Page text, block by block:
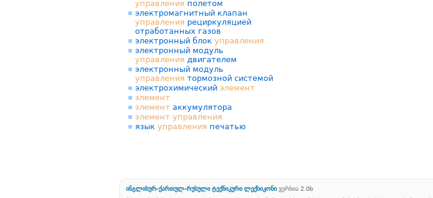
управления полетом
электромагнитный клапан
управления рециркуляцией
отработанных газов
электронный блок управления
электронный модуль
управления двигателем
электронный модуль
управления тормозной системой
электрохимический элемент
элемент
элемент аккумулятора
элемент управления
язык управления печатью
ინგლისურ-ქართულ-რუსული ტექნიკური ლექსიკონი ვერსია 2.0b